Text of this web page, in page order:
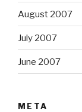
August 2007
July 2007
June 2007
META